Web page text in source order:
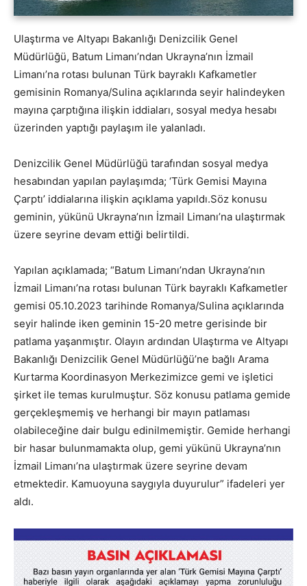
Ulaştırma ve Altyapı Bakanlığı Denizcilik Genel
Müdürlüğü, Batum Limanı’ndan Ukrayna’nın İzmail
Limanı’na rotası bulunan Türk bayraklı Kafkametler
gemisinin Romanya/Sulina açıklarında seyir halindeyken
mayına çarptığına ilişkin iddiaları, sosyal medya hesabı
üzerinden yaptığı paylaşım ile yalanladı.
Denizcilik Genel Müdürlüğü tarafından sosyal medya
hesabından yapılan paylaşımda; ‘Türk Gemisi Mayına
Çarptı’ iddialarına ilişkin açıklama yapıldı.Söz konusu
geminin, yükünü Ukrayna’nın İzmail Limanı’na ulaştırmak
üzere seyrine devam ettiği belirtildi.
Yapılan açıklamada; “Batum Limanı’ndan Ukrayna’nın
İzmail Limanı’na rotası bulunan Türk bayraklı Kafkametler
gemisi 05.10.2023 tarihinde Romanya/Sulina açıklarında
seyir halinde iken geminin 15-20 metre gerisinde bir
patlama yaşanmıştır. Olayın ardından Ulaştırma ve Altyapı
Bakanlığı Denizcilik Genel Müdürlüğü’ne bağlı Arama
Kurtarma Koordinasyon Merkezimizce gemi ve işletici
şirket ile temas kurulmuştur. Söz konusu patlama gemide
gerçekleşmemiş ve herhangi bir mayın patlaması
olabileceğine dair bulgu edinilmemiştir. Gemide herhangi
bir hasar bulunmamakta olup, gemi yükünü Ukrayna’nın
İzmail Limanı’na ulaştırmak üzere seyrine devam
etmektedir. Kamuoyuna saygıyla duyurulur” ifadeleri yer
aldı.